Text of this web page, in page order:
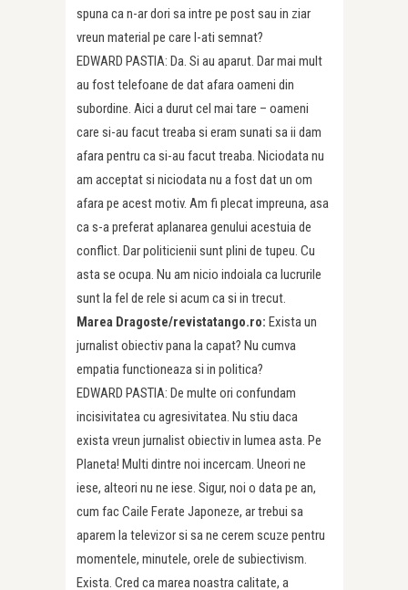
spuna ca n-ar dori sa intre pe post sau in ziar
vreun material pe care l-ati semnat?
EDWARD PASTIA: Da. Si au aparut. Dar mai mult
au fost telefoane de dat afara oameni din
subordine. Aici a durut cel mai tare – oameni
care si-au facut treaba si eram sunati sa ii dam
afara pentru ca si-au facut treaba. Niciodata nu
am acceptat si niciodata nu a fost dat un om
afara pe acest motiv. Am fi plecat impreuna, asa
ca s-a preferat aplanarea genului acestuia de
conflict. Dar politicienii sunt plini de tupeu. Cu
asta se ocupa. Nu am nicio indoiala ca lucrurile
sunt la fel de rele si acum ca si in trecut.
Marea Dragoste/revistatango.ro: Exista un
jurnalist obiectiv pana la capat? Nu cumva
empatia functioneaza si in politica?
EDWARD PASTIA: De multe ori confundam
incisivitatea cu agresivitatea. Nu stiu daca
exista vreun jurnalist obiectiv in lumea asta. Pe
Planeta! Multi dintre noi incercam. Uneori ne
iese, alteori nu ne iese. Sigur, noi o data pe an,
cum fac Caile Ferate Japoneze, ar trebui sa
aparem la televizor si sa ne cerem scuze pentru
momentele, minutele, orele de subiectivism.
Exista. Cred ca marea noastra calitate, a